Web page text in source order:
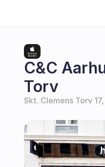
C&C
Torv
Skt. Clemens Torv